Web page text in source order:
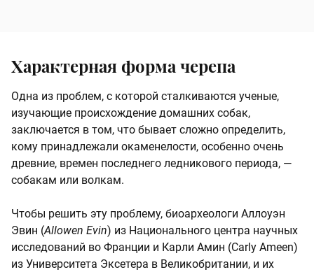
Характерная форма черепа
Одна из проблем, с которой сталкиваются ученые,
изучающие происхождение домашних собак,
заключается в том, что бывает сложно определить,
кому принадлежали окаменелости, особенно очень
древние, времен последнего ледникового периода, —
собакам или волкам.
Чтобы решить эту проблему, биоархеологи Аллоуэн
Эвин (Allowen Evin) из Национального центра научных
исследований во Франции и Карли Амин (Carly Ameen)
из Университета Эксетера в Великобритании, и их